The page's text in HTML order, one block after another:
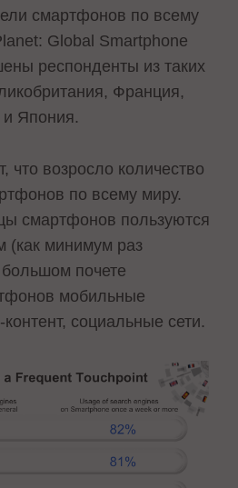
смартфонов по всему
Global Smartphone
респонденты из таких
Франция,
Япония.
что возросло количество
по всему миру.
смартфонов пользуются
(как минимум раз
почете
мобильные
социальные сети.